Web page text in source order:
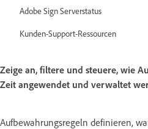
Adobe Sign Serverstatus
Kunden-Support-Ressourcen
Zeige an, filtere und steuere, wie
Zeit angewendet und verwaltet
Aufbewahrungsregeln definieren,